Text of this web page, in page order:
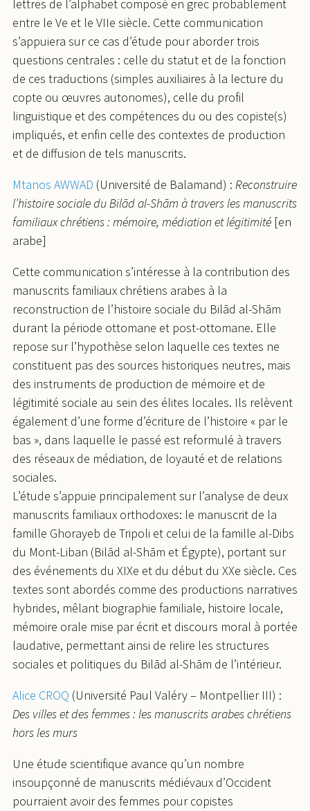
lettres de l’alphabet composé en grec probablement
entre le Ve et le VIIe siècle. Cette communication
s’appuiera sur ce cas d’étude pour aborder trois
questions centrales : celle du statut et de la fonction
de ces traductions (simples auxiliaires à la lecture du
copte ou œuvres autonomes), celle du profil
linguistique et des compétences du ou des copiste(s)
impliqués, et enfin celle des contextes de production
et de diffusion de tels manuscrits.
Mtanos AWWAD (Université de Balamand) : Reconstruire
l’histoire sociale du Bilād al-Shām à travers les manuscrits
familiaux chrétiens : mémoire, médiation et légitimité [en
arabe]
Cette communication s’intéresse à la contribution des
manuscrits familiaux chrétiens arabes à la
reconstruction de l’histoire sociale du Bilād al-Shām
durant la période ottomane et post-ottomane. Elle
repose sur l’hypothèse selon laquelle ces textes ne
constituent pas des sources historiques neutres, mais
des instruments de production de mémoire et de
légitimité sociale au sein des élites locales. Ils relèvent
également d’une forme d’écriture de l’histoire « par le
bas », dans laquelle le passé est reformulé à travers
des réseaux de médiation, de loyauté et de relations
sociales.
L’étude s’appuie principalement sur l’analyse de deux
manuscrits familiaux orthodoxes: le manuscrit de la
famille Ghorayeb de Tripoli et celui de la famille al-Dibs
du Mont-Liban (Bilād al-Shām et Égypte), portant sur
des événements du XIXe et du début du XXe siècle. Ces
textes sont abordés comme des productions narratives
hybrides, mêlant biographie familiale, histoire locale,
mémoire orale mise par écrit et discours moral à portée
laudative, permettant ainsi de relire les structures
sociales et politiques du Bilād al-Shām de l’intérieur.
Alice CROQ (Université Paul Valéry – Montpellier III) :
Des villes et des femmes : les manuscrits arabes chrétiens
hors les murs
Une étude scientifique avance qu’un nombre
insoupçonné de manuscrits médiévaux d’Occident
pourraient avoir des femmes pour copistes